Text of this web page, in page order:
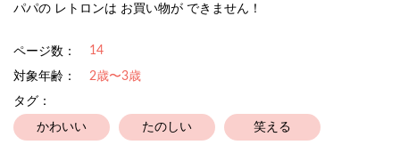
パパの レトロンは お買い物が できません！
ページ数： 14
対象年齢：
2歳〜3歳
タグ：
かわいい たのしい 笑える